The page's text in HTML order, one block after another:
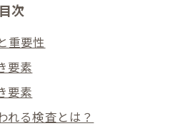
目次
重要性
要素
要素
れる検査とは？